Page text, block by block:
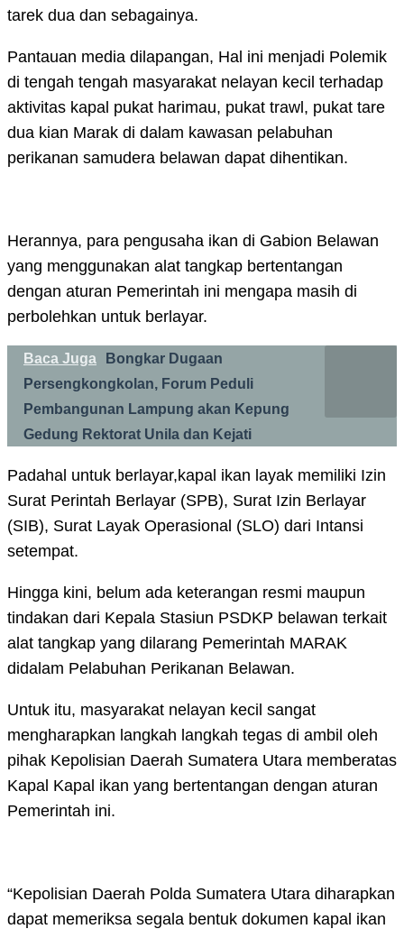
tarek dua dan sebagainya.
Pantauan media dilapangan, Hal ini menjadi Polemik
di tengah tengah masyarakat nelayan kecil terhadap
aktivitas kapal pukat harimau, pukat trawl, pukat tare
dua kian Marak di dalam kawasan pelabuhan
perikanan samudera belawan dapat dihentikan.
Herannya, para pengusaha ikan di Gabion Belawan
yang menggunakan alat tangkap bertentangan
dengan aturan Pemerintah ini mengapa masih di
perbolehkan untuk berlayar.
Baca Juga
Bongkar Dugaan
Persengkongkolan, Forum Peduli
Pembangunan Lampung akan Kepung
Gedung Rektorat Unila dan Kejati
Padahal untuk berlayar,kapal ikan layak memiliki Izin
Surat Perintah Berlayar (SPB), Surat Izin Berlayar
(SIB), Surat Layak Operasional (SLO) dari Intansi
setempat.
Hingga kini, belum ada keterangan resmi maupun
tindakan dari Kepala Stasiun PSDKP belawan terkait
alat tangkap yang dilarang Pemerintah MARAK
didalam Pelabuhan Perikanan Belawan.
Untuk itu, masyarakat nelayan kecil sangat
mengharapkan langkah langkah tegas di ambil oleh
pihak Kepolisian Daerah Sumatera Utara memberatas
Kapal Kapal ikan yang bertentangan dengan aturan
Pemerintah ini.
“Kepolisian Daerah Polda Sumatera Utara diharapkan
dapat memeriksa segala bentuk dokumen kapal ikan